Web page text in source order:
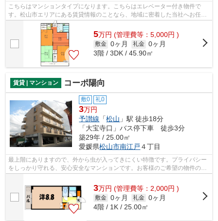
こちらはマンションタイプになります。こちらはエレベーター付き物件で
す。松山市エリアにある賃貸情報のことなら、地域に密着した当社へお任せ
下さい。当社は、多種多様な賃貸情報を...
5万円 (管理費等：5,000円 )
敷金 0ヶ月 礼金 0ヶ月
3階 / 3DK / 45.90㎡
賃貸 | マンション コーポ陽向
敷0 礼0
3万円
予讃線 「松山 」駅 徒歩18分
「大宝寺口」バス停下車 徒歩3分
築29年 / 25.00㎡
愛媛県松山市南江戸 ４丁目
最上階にありますので、外から虫が入ってきにくい特徴です。プライバシー
をしっかり守れる、安心安全なマンションです。お客様のご希望の物件の条
3万円 (管理費等：2,000円 )
敷金 0ヶ月 礼金 0ヶ月
4階 / 1K / 25.00㎡